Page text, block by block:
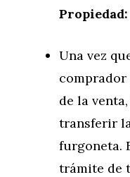
Propiedad:
Una vez
de la
transferir
furgoneta.
trámite de